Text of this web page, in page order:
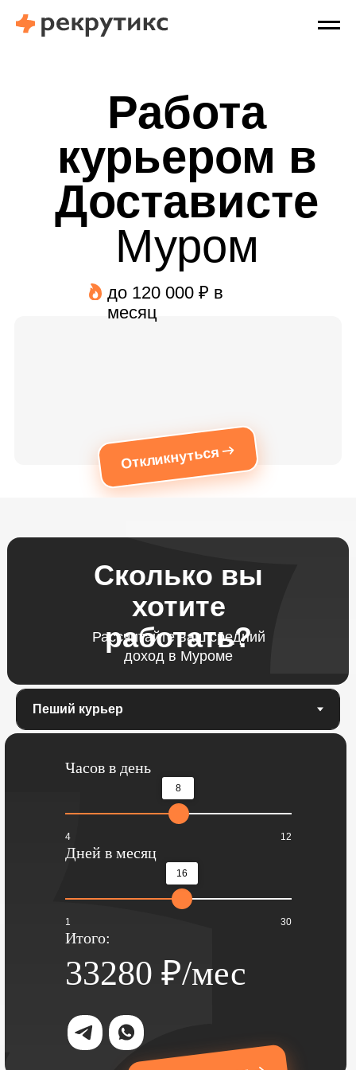
Работа
курьером в
Достависте
Муром
Откликнуться
до 120 000 ₽ в
месяц
Сколько вы
хотите
работать?
Рассчитайте ваш средний
доход в Муроме
Часов в день
8
4 12
Дней в месяц
16
1 30
Итого:
33280 ₽/мес